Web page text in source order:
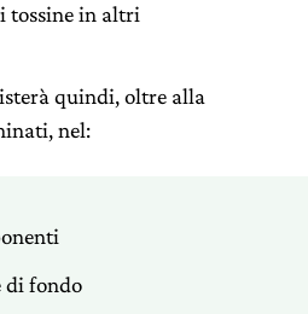
tossine in altri
quindi, oltre alla
nel:
di fondo